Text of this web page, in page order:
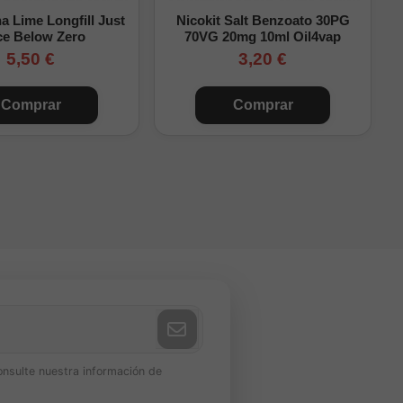
ml
Lime Longfill Just
Below Zero
5,50 €
Comprar
Nicokit Salt Benzoato 30PG
70VG 20mg 10ml Oil4vap
3,20 €
Comprar
nuestra información de